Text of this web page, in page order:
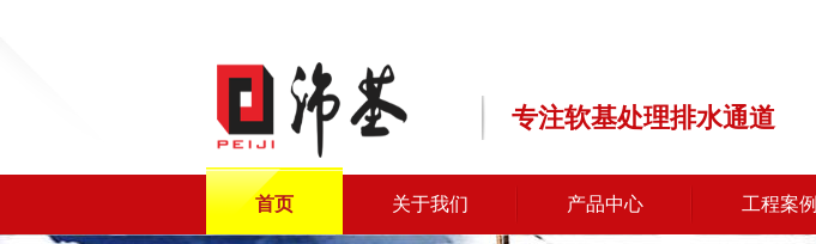
专注软基处理排水通道
首页 关于我们 产品中心 工程案例